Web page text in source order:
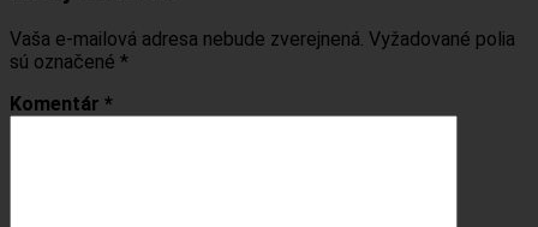
Vaša e-mailová adresa nebude zverejnená. Vyžadované polia
sú označené *
Komentár *